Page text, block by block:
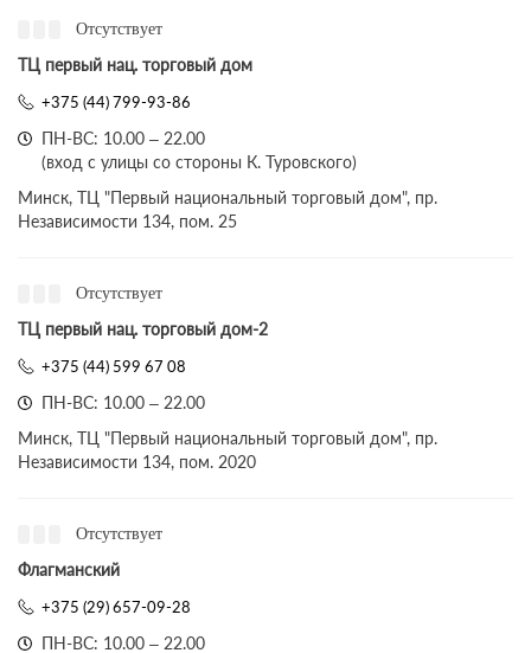
Отсутствует
ТЦ первый нац. торговый дом
+375 (44) 799-93-86
ПН-ВС: 10.00 – 22.00
(вход с улицы со стороны К. Туровского)
Минск, ТЦ "Первый национальный торговый дом", пр.
Независимости 134, пом. 25
Отсутствует
ТЦ первый нац. торговый дом-2
+375 (44) 599 67 08
ПН-ВС: 10.00 – 22.00
Минск, ТЦ "Первый национальный торговый дом", пр.
Независимости 134, пом. 2020
Отсутствует
Флагманский
+375 (29) 657-09-28
ПН-ВС: 10.00 – 22.00